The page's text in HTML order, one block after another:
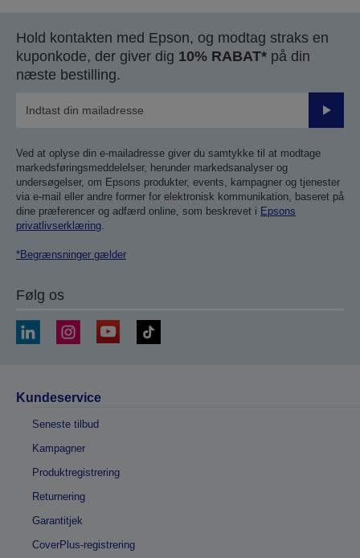
Hold kontakten med Epson, og modtag straks en
kuponkode, der giver dig 10% RABAT* på din
næste bestilling.
Send
Ved at oplyse din e-mailadresse giver du samtykke til at modtage
markedsføringsmeddelelser, herunder markedsanalyser og
undersøgelser, om Epsons produkter, events, kampagner og tjenester
via e-mail eller andre former for elektronisk kommunikation, baseret på
dine præferencer og adfærd online, som beskrevet i Epsons
privatlivserklæring.
*Begrænsninger gælder
Følg os
Kundeservice
Seneste tilbud
Kampagner
Produktregistrering
Returnering
Garantitjek
CoverPlus-registrering